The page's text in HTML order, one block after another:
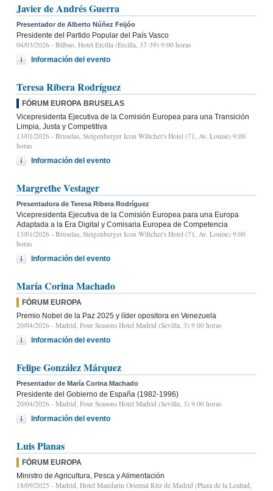
Javier de Andrés Guerra
Presentador de Alberto Núñez Feijóo
Presidente del Partido Popular del País Vasco
04/03/2026 - Bilbao, Hotel Ercilla (Ercilla, 37-39) 9:00 horas
Información del evento
Teresa Ribera Rodríguez
FÓRUM EUROPA BRUSELAS
Vicepresidenta Ejecutiva de la Comisión Europea para una Transición
Limpia, Justa y Competitiva
13/01/2026 - Bruselas, Steigenberger Icon Wiltcher's Hotel (71, Av. Louise) 9:00
horas
Información del evento
Margrethe Vestager
Presentadora de Teresa Ribera Rodríguez
Vicepresidenta Ejecutiva de la Comisión Europea para una Europa
Adaptada a la Era Digital y Comisaria Europea de Competencia
13/01/2026 - Bruselas, Steigenberger Icon Wiltcher's Hotel (71, Av. Louise) 9:00
horas
Información del evento
María Corina Machado
FÓRUM EUROPA
Premio Nobel de la Paz 2025 y líder opositora en Venezuela
20/04/2026 - Madrid, Four Seasons Hotel Madrid (Sevilla, 3) 9.00 horas
Información del evento
Felipe González Márquez
Presentador de María Corina Machado
Presidente del Gobierno de España (1982-1996)
20/04/2026 - Madrid, Four Seasons Hotel Madrid (Sevilla, 3) 9.00 horas
Información del evento
Luis Planas
FÓRUM EUROPA
Ministro de Agricultura, Pesca y Alimentación
18/09/2025 - Madrid, Hotel Mandarin Oriental Ritz de Madrid (Plaza de la Lealtad,